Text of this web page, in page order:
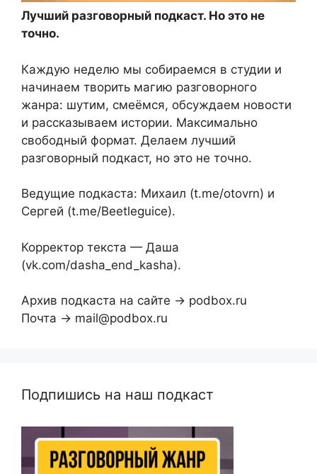
Лучший разговорный подкаст. Но это не
точно.
Каждую неделю мы собираемся в студии и
начинаем творить магию разговорного
жанра: шутим, смеёмся, обсуждаем новости
и рассказываем истории. Максимально
свободный формат. Делаем лучший
разговорный подкаст, но это не точно.
Ведущие подкаста: Михаил (t.me/otovrn) и
Сергей (t.me/Beetleguice).
Корректор текста — Даша
(vk.com/dasha_end_kasha).
Архив подкаста на сайте → podbox.ru
Почта → mail@podbox.ru
Подпишись на наш подкаст